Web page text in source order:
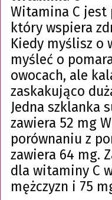
Witamina C jest
który wspiera
Kiedy myślisz o
myśleć o
owocach, ale
zaskakująco
Jedna szklanka
zawiera 52 mg
porównaniu z
zawiera 64 mg.
dla witaminy C
mężczyzn i 75